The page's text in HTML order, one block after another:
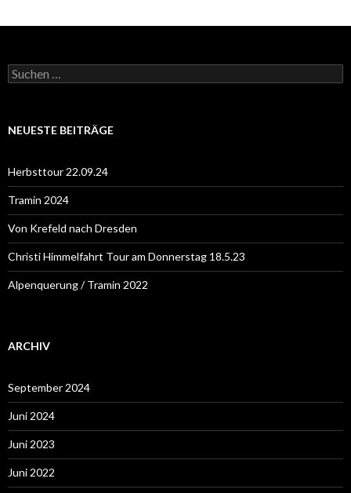
S
u
e
a
c
h
:
NEUESTE BEITRÄGE
Herbsttour 22.09.24
Tramin 2024
Von Krefeld nach Dresden
Christi Himmelfahrt Tour am Donnerstag 18.5.23
Alpenquerung / Tramin 2022
ARCHIV
September 2024
Juni 2024
Juni 2023
Juni 2022